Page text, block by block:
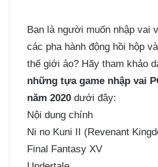
Bạn là người muốn nhập vai
các pha hành động hồi hộp
thế giới ảo? Hãy tham khảo
những tựa game nhập vai
năm 2020 dưới đây:
Nội dung chính
Ni no Kuni II (Revenant
Final Fantasy XV